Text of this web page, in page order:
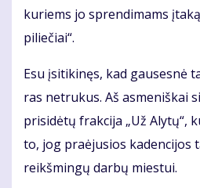
ku­riems jo spren­di­mams
pi­lie­čiai“.
Esu įsi­ti­ki­nęs, kad gau­ses­nė
ras ne­tru­kus. Aš as­me­niš­kai
pri­si­dė­tų frak­ci­ja „Už Aly­tų“,
to, jog pra­ėju­sios ka­den­ci­jos
reikš­min­gų dar­bų mies­tui.